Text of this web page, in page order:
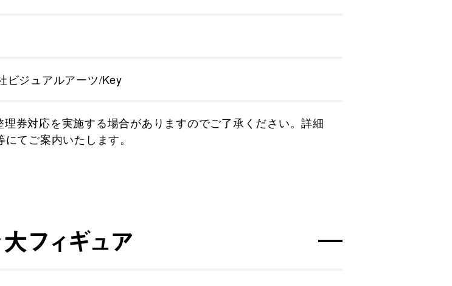
ビジュアルアーツ/Key
券対応を実施する場合がありますのでご了承ください。詳細
てご案内いたします。
フィギュア